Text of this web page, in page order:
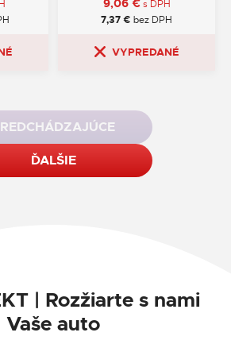
9,06 € s DPH
7,37€ bez DPH
VYPREDANÉ
ĎALŠIE
| Rozžiarte s nami
Vaše auto